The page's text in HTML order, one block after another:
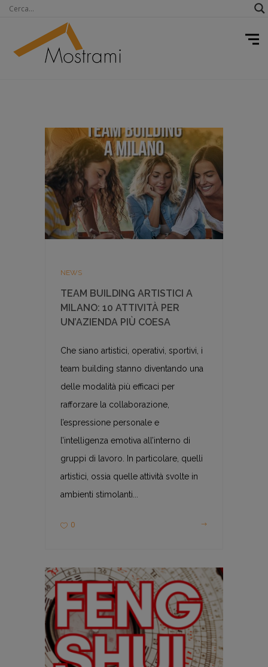
NEWS
TEAM BUILDING ARTISTICI A
MILANO: 10 ATTIVITÀ PER
UN’AZIENDA PIÙ COESA
Che siano artistici, operativi, sportivi, i
team building stanno diventando una
delle modalità più efficaci per
rafforzare la collaborazione,
l’espressione personale e
l’intelligenza emotiva all’interno di
gruppi di lavoro. In particolare, quelli
artistici, ossia quelle attività svolte in
ambienti stimolanti...
0